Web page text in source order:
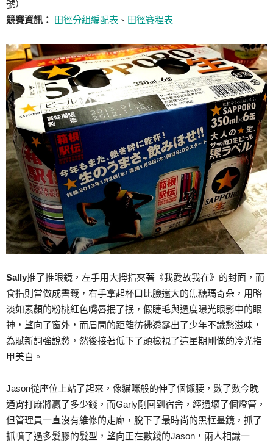
號）
競賽資訊：
田徑分組編配表 、 田徑賽程表
Sally推了推眼鏡，左手用大拇指夾著《我愛故我在》的封面，而
食指則當做成書籤，右手拿起杯口比臉還大的焦糖瑪奇朵，用略
淡如素顏的粉桃紅色嘴唇抿了抿，假睫毛與過度曝光眼影中的眼
神，望向了窗外，而眉間的距離彷彿透露出了少年不識愁滋味，
為賦新詞強說愁，然後接著低下了頭檢視了這星期剛做的冷光指
甲美白。
Jason從座位上站了起來，像貓咪般的伸了個懶腰，數了數今晚
通宵打麻將贏了多少錢，而Garly剛回到宿舍，經過壞了個燈管，
但管理員一直沒有維修的走廊，脫下了最時尚的黑框墨鏡，抓了
抓噴了過多髮膠的髮型，望向正在數錢的Jason，兩人相識一